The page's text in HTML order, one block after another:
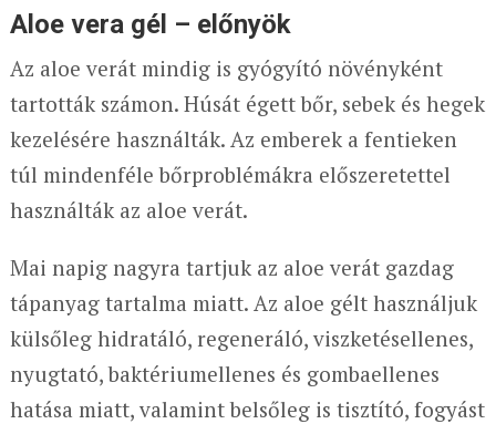
Aloe vera gél – előnyök
Az aloe verát mindig is gyógyító növényként
tartották számon. Húsát égett bőr, sebek és hegek
kezelésére használták. Az emberek a fentieken
túl mindenféle bőrproblémákra előszeretettel
használták az aloe verát.
Mai napig nagyra tartjuk az aloe verát gazdag
tápanyag tartalma miatt. Az aloe gélt használjuk
külsőleg hidratáló, regeneráló, viszketésellenes,
nyugtató, baktériumellenes és gombaellenes
hatása miatt, valamint belsőleg is tisztító, fogyást